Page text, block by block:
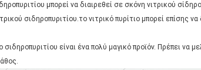
μπορεί να διαιρεθεί σε σκόνη νιτρικού
σιδηροπυριτίου.το νιτρικό πυρίτιο μπορεί επίσης
σιδηροπυριτίου είναι ένα πολύ μαγικό προϊόν. Πρέπει